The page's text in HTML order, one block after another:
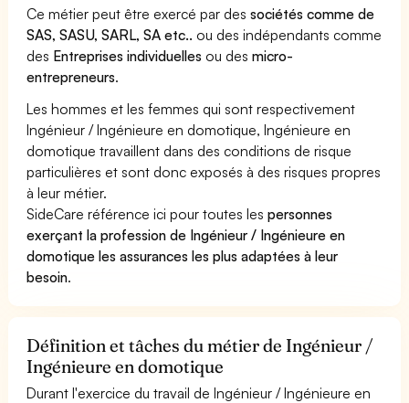
Ce métier peut être exercé par dessociétés comme de
SAS, SASU, SARL, SA etc.. ou des indépendants comme
des Entreprises individuelles ou desmicro-
entrepreneurs.
Les hommes et les femmes qui sont respectivement
Ingénieur / Ingénieure en domotique, Ingénieure en
domotique travaillent dans des conditions de risque
particulières et sont donc exposés à des risques propres
à leur métier.
SideCare référence ici pour toutes lespersonnes
exerçant la profession de Ingénieur / Ingénieure en
domotique les assurances les plus adaptées à leur
besoin.
Définition et tâches du métier de Ingénieur /
Ingénieure en domotique
Durant l'exercice du travail de Ingénieur / Ingénieure en